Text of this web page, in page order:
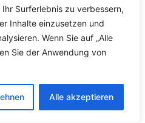
Surferlebnis zu verbessern,
Inhalte einzusetzen und
Wenn Sie auf „Alle
Sie der Anwendung von
Alle akzeptieren